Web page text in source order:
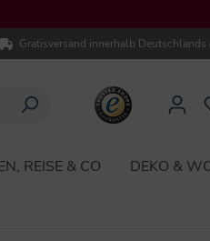
Gratisversand innerhalb Deutschlands
REISE & CO
DEKO &